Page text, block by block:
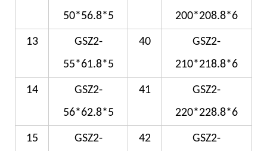
50*56.8*5
200*208.8*6
13
GSZ2-
55*61.8*5
40
GSZ2-
210*218.8*6
14
GSZ2-
56*62.8*5
41
GSZ2-
220*228.8*6
15
GSZ2-
42
GSZ2-